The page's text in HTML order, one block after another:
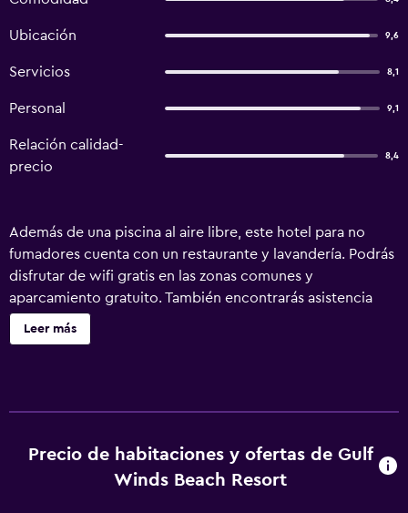
Ubicación 9,6
Servicios 8,1
Personal 9,1
Relación calidad-
precio
8,4
Además de una piscina al aire libre, este hotel para no
fumadores cuenta con un restaurante y lavandería. Podrás
disfrutar de wifi gratis en las zonas comunes y
aparcamiento gratuito. También encontrarás asistencia
turística y para la compra de entradas, un jardín y un área
para parrillas. No se ofrece servicio de limpieza. Gulf
microondas y utensilios de cocina. Los baños están
equipados con bañera o ducha. Los huéspedes pueden
Leer más
Precio de habitaciones y ofertas de Gulf
Winds Beach Resort